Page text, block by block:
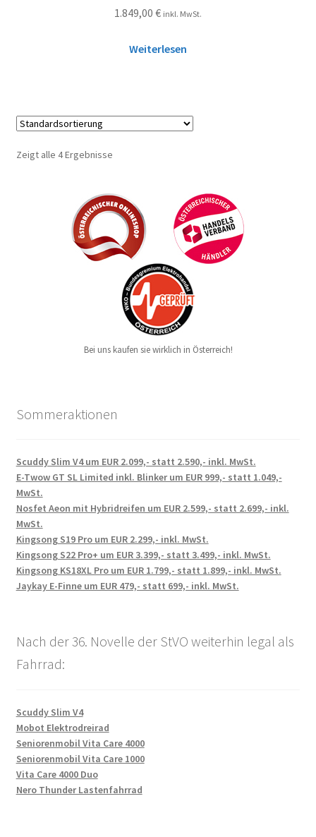
1.849,00 € inkl. MwSt.
Weiterlesen
Zeigt alle 4 Ergebnisse
Bei uns kaufen sie wirklich in Österreich!
Sommeraktionen
Scuddy Slim V4 um EUR 2.099,- statt 2.590,- inkl. MwSt.
E-Twow GT SL Limited inkl. Blinker um EUR 999,- statt 1.049,-
MwSt.
Nosfet Aeon mit Hybridreifen um EUR 2.599,- statt 2.699,- inkl.
MwSt.
Kingsong S19 Pro um EUR 2.299,- inkl. MwSt.
Kingsong S22 Pro+ um EUR 3.399,- statt 3.499,- inkl. MwSt.
Kingsong KS18XL Pro um EUR 1.799,- statt 1.899,- inkl. MwSt.
Jaykay E-Finne um EUR 479,- statt 699,- inkl. MwSt.
Nach der 36. Novelle der StVO weiterhin legal als
Fahrrad:
Scuddy Slim V4
Mobot Elektrodreirad
Seniorenmobil Vita Care 4000
Seniorenmobil Vita Care 1000
Vita Care 4000 Duo
Nero Thunder Lastenfahrrad